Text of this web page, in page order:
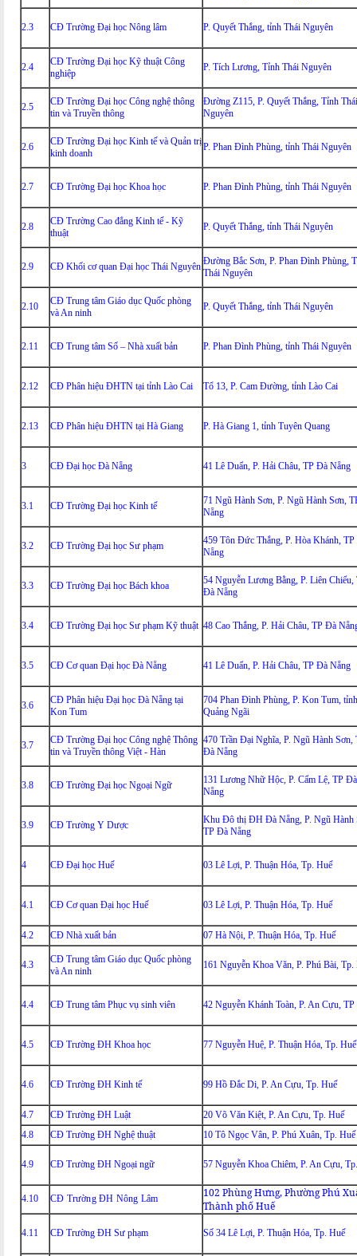
2.3 CĐ Trường Đại học Nông lâm P. Quyết Thắng, tỉnh Thái Nguyên
2.4
CĐ Trường Đại học Kỹ thuật Công
nghiệp
P. Tích Lương, Tỉnh Thái Nguyên
2.5
CĐ Trường Đại học Công nghệ thông
tin và Truyền thông
Đường Z115, P. Quyết Thắng, Tỉnh Thái
Nguyên
2.6
CĐ Trường Đại học Kinh tế và Quản trị
kinh doanh
P. Phan Đình Phùng, tỉnh Thái Nguyên
2.7 CĐ Trường Đại học Khoa học P. Phan Đình Phùng, tỉnh Thái Nguyên
2.8
CĐ Trường Cao đẳng Kinh tế - Kỹ
thuật
P. Quyết Thắng, tỉnh Thái Nguyên
2.9 CĐ Khối cơ quan Đại học Thái Nguyên Đường Bắc Sơn, P. Phan Đình Phùng,
Thái Nguyên
2.10
CĐ Trung tâm Giáo dục Quốc phòng
và An ninh
P. Quyết Thắng, tỉnh Thái Nguyên
2.11 CĐ Trung tâm Số – Nhà xuất bản P. Phan Đình Phùng, tỉnh Thái Nguyên
2.12 CĐ Phân hiệu ĐHTN tại tỉnh Lào Cai Tổ 13, P. Cam Đường, tỉnh Lào Cai
2.13 CĐ Phân hiệu ĐHTN tại Hà Giang P. Hà Giang 1, tỉnh Tuyên Quang
3 CĐ Đại học Đà Nẵng 41 Lê Duẩn, P. Hải Châu, TP Đà Nẵng
3.1 CĐ Trường Đại học Kinh tế
71 Ngũ Hành Sơn, P. Ngũ Hành Sơn,
Nẵng
3.2 CĐ Trường Đại học Sư phạm
459 Tôn Đức Thắng, P. Hòa Khánh,
Nẵng
3.3 CĐ Trường Đại học Bách khoa
54 Nguyễn Lương Bằng, P. Liên Chiểu,
Đà Nẵng
3.4 CĐ Trường Đại học Sư phạm Kỹ thuật 48 Cao Thắng, P. Hải Châu, TP Đà
3.5 CĐ Cơ quan Đại học Đà Nẵng 41 Lê Duẩn, P. Hải Châu, TP Đà Nẵng
3.6
CĐ Phân hiệu Đại học Đà Nẵng tại
Kon Tum
704 Phan Đình Phùng, P. Kon Tum, tỉnh
Quảng Ngãi
3.7
CĐ Trường Đại học Công nghệ Thông
tin và Truyền thông Việt - Hàn
470 Trần Đại Nghĩa, P. Ngũ Hành Sơn,
Đà Nẵng
3.8 CĐ Trường Đại học Ngoại Ngữ
131 Lương Nhữ Hộc, P. Cẩm Lệ, TP Đà
Nẵng
3.9 CĐ Trường Y Dược
Khu Đô thị ĐH Đà Nẵng, P. Ngũ Hành
TP Đà Nẵng
4 CĐ Đại học Huế 03 Lê Lợi, P. Thuận Hóa, Tp. Huế
4.1 CĐ Cơ quan Đại học Huế 03 Lê Lợi, P. Thuận Hóa, Tp. Huế
4.2 CĐ Nhà xuất bản 07 Hà Nội, P. Thuận Hóa, Tp. Huế
4.3
CĐ Trung tâm Giáo dục Quốc phòng
và An ninh
161 Nguyễn Khoa Văn, P. Phú Bài, Tp.
4.4 CĐ Trung tâm Phục vụ sinh viên 42 Nguyễn Khánh Toàn, P. An Cựu, TP
4.5 CĐ Trường ĐH Khoa học 77 Nguyễn Huệ, P. Thuận Hóa, Tp. Huế
4.6 CĐ Trường ĐH Kinh tế 99 Hồ Đắc Di, P. An Cựu, Tp. Huế
4.7 CĐ Trường ĐH Luật
20 Võ Văn Kiệt, P. An Cựu, Tp. Huế
4.8
CĐ Trường ĐH Nghệ thuật 10 Tô Ngọc Vân, P. Phú Xuân, Tp. Huế
4.9 CĐ Trường ĐH Ngoại ngữ 57 Nguyễn Khoa Chiêm, P. An Cựu,
4.10 CĐ Trường ĐH Nông Lâm
102 Phùng Hưng, Phường Phú
Thành phố Huế
4.11 CĐ Trường ĐH Sư phạm Số 34 Lê Lợi, P. Thuận Hóa, Tp. Huế